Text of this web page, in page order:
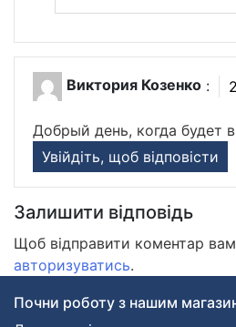
Виктория Козенко :
Добрый день, когда будет
Увійдіть, щоб відповісти
Залишити відповідь
Щоб відправити коментар вам
авторизуватись.
Почни роботу з нашим